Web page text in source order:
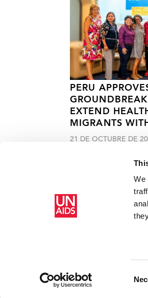
We
PERU
EXTEND
MIGRANTS
21 DE OCTUBRE DE
Recursos Reckitt
Copyright © 2026 UNAIDS